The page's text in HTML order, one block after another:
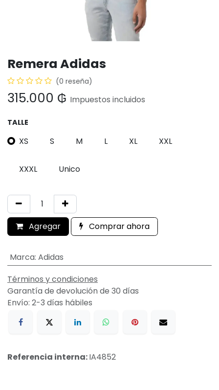
Remera Adidas
(0 reseña)
315.000 ₲ Impuestos incluidos
TALLE
XS S M L XL XXL
XXXL Unico
Agregar Comprar ahora
Marca: Adidas
Términos y condiciones
Garantía de devolución de 30 días
Envío: 2-3 días hábiles
Referencia interna:IA4852